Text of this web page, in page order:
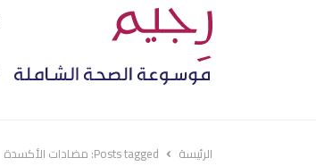
الرئيسة Posts tagged: مضادات الأكسدة